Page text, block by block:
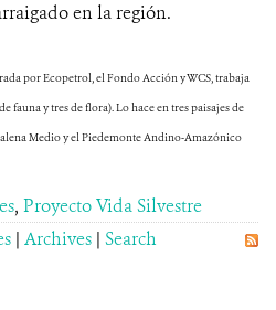
en la región.
por Ecopetrol, el Fondo Acción y WCS, trabaja
fauna y tres de flora). Lo hace en tres paisajes de
Medio y el Piedemonte Andino-Amazónico
, Proyecto Vida Silvestre
| Archives | Search